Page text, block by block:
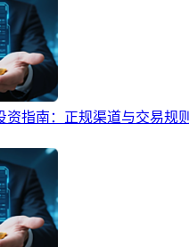
资指南：正规渠道与交易规